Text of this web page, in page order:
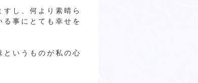
し、何より素晴ら
事にとても幸せを
というものが私の心